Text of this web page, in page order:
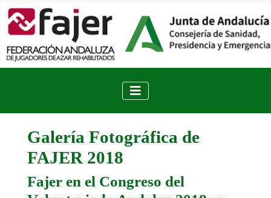
Galería Fotográfica de
FAJER 2018
Fajer en el Congreso del